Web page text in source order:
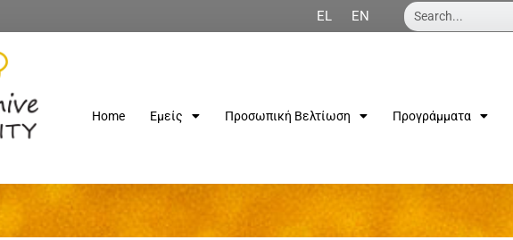
EL EN Search...
Home Εμείς Προσωπική Βελτίωση Προγράμματα